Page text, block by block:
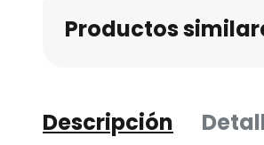
Productos
Descripción